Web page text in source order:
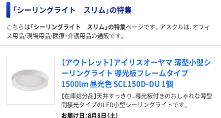
「シーリングライト スリム」の特集
こちらは「シーリングライト スリム」の特集ページです。アスクルは、オフィ
ス用品/現場用品/医療・介護用品の通販です。
【アウトレット】アイリスオーヤマ 薄型小型シ
ーリングライト 導光板フレームタイプ
1500lm 昼光色 SCL150D-DU 1個
【在庫処分品】天井すっきり、導光板付きのおしゃれな薄型
間接光タイプのLED小型シーリングライトです。
お届け日：8月8日（土）